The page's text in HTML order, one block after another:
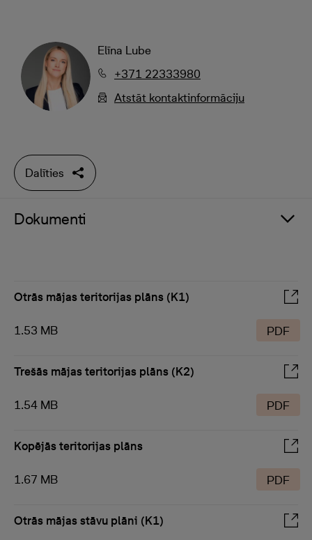
Elīna Lube
+371 22333980
Atstāt kontaktinformāciju
Dalīties
Dokumenti
Otrās mājas teritorijas plāns (K1)
1.53 MB PDF
Trešās mājas teritorijas plāns (K2)
1.54 MB PDF
Kopējās teritorijas plāns
1.67 MB PDF
Otrās mājas stāvu plāni (K1)